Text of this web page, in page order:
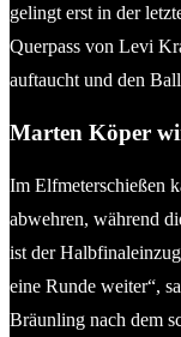
gelingt erst in der
Querpass von Levi
auftaucht und den
Marten Köper
Im Elfmeterschießen
abwehren, während
ist der
eine Runde weiter“,
Bräunling nach dem